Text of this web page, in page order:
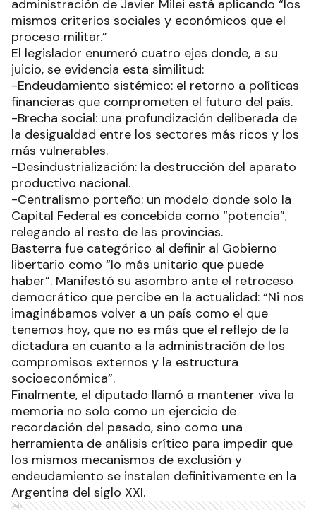
administración de Javier Milei está aplicando “los
mismos criterios sociales y económicos que el
proceso militar.”
El legislador enumeró cuatro ejes donde, a su
juicio, se evidencia esta similitud:
-Endeudamiento sistémico: el retorno a políticas
financieras que comprometen el futuro del país.
-Brecha social: una profundización deliberada de
la desigualdad entre los sectores más ricos y los
más vulnerables.
-Desindustrialización: la destrucción del aparato
productivo nacional.
-Centralismo porteño: un modelo donde solo la
Capital Federal es concebida como “potencia”,
relegando al resto de las provincias.
Basterra fue categórico al definir al Gobierno
libertario como “lo más unitario que puede
haber”. Manifestó su asombro ante el retroceso
democrático que percibe en la actualidad: “Ni nos
imaginábamos volver a un país como el que
tenemos hoy, que no es más que el reflejo de la
dictadura en cuanto a la administración de los
compromisos externos y la estructura
socioeconómica”.
Finalmente, el diputado llamó a mantener viva la
memoria no solo como un ejercicio de
recordación del pasado, sino como una
herramienta de análisis crítico para impedir que
los mismos mecanismos de exclusión y
endeudamiento se instalen definitivamente en la
Argentina del siglo XXI.
Ads